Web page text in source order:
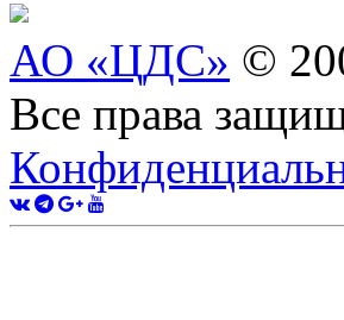
АО «ЦДС» ©
Все права